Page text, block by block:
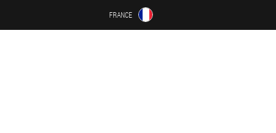
FRANCE